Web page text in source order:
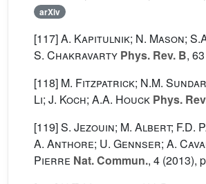
arXiv
[117]A. Kapitulnik; N. Mason;
S. Chakravarty Phys. Rev. B, 63
[118] M. Fitzpatrick; N.M.
Li; J. Koch; A.A. Houck Phys.
[119]S. Jezouin; M. Albert; F.D.
A. Anthore; U. Gennser; A.
Pierre Nat. Commun., 4 (2013),